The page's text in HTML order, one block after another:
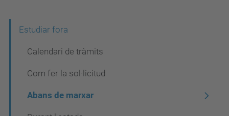
Estudiar fora
Calendari de tràmits
Com fer la sol·licitud
Abans de marxar